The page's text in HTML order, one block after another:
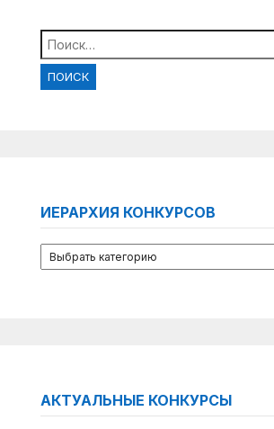
Найти:
ИЕРАРХИЯ КОНКУРСОВ
АКТУАЛЬНЫЕ КОНКУРСЫ